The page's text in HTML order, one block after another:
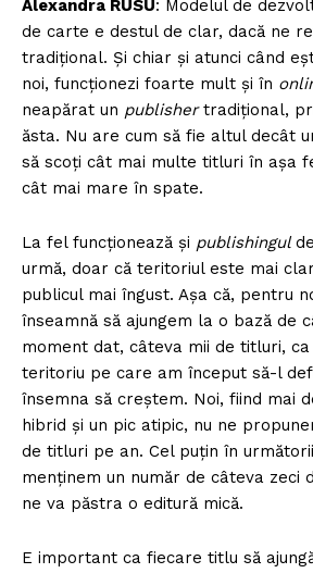
FREEDOM HOUSE
PRESShub
Despre noi / Echipa
Contact
Alexandra RUSU: Modelul de
de carte e destul de clar, dacă ne
tradițional. Și chiar și atunci când
noi, funcționezi foarte mult și în
neapărat un publishertradițional,
ăsta. Nu are cum să fie altul decât
să scoți cât mai multe titluri în așa
cât mai mare în spate.
La fel funcţionează și publishingul
urmă, doar că teritoriul este mai
publicul mai îngust. Așa că, pentru
înseamnă să ajungem la o bază de
moment dat, câteva mii de titluri,
teritoriu pe care am început să-l
însemna să creștem. Noi, fiind mai
hibrid și un pic atipic, nu ne
de titluri pe an. Cel puțin în
menținem un număr de câteva zeci
ne va păstra o editură mică.
E important ca fiecare titlu să